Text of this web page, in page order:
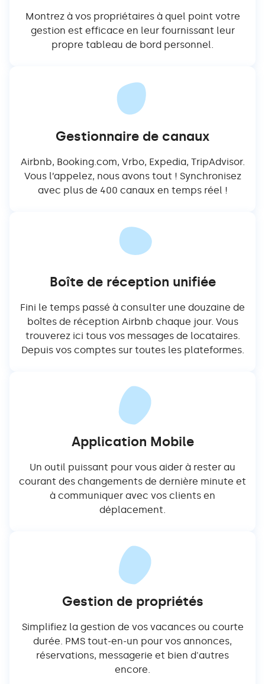
Montrez à vos propriétaires à quel point votre
gestion est efficace en leur fournissant leur
propre tableau de bord personnel.
Gestionnaire de canaux
Airbnb, Booking.com, Vrbo, Expedia, TripAdvisor.
Vous l’appelez, nous avons tout ! Synchronisez
avec plus de 400 canaux en temps réel !
Boîte de réception unifiée
Fini le temps passé à consulter une douzaine de
boîtes de réception Airbnb chaque jour. Vous
trouverez ici tous vos messages de locataires.
Depuis vos comptes sur toutes les plateformes.
Application Mobile
Un outil puissant pour vous aider à rester au
courant des changements de dernière minute et
à communiquer avec vos clients en
déplacement.
Gestion de propriétés
Simplifiez la gestion de vos vacances ou courte
durée. PMS tout-en-un pour vos annonces,
réservations, messagerie et bien d'autres
encore.